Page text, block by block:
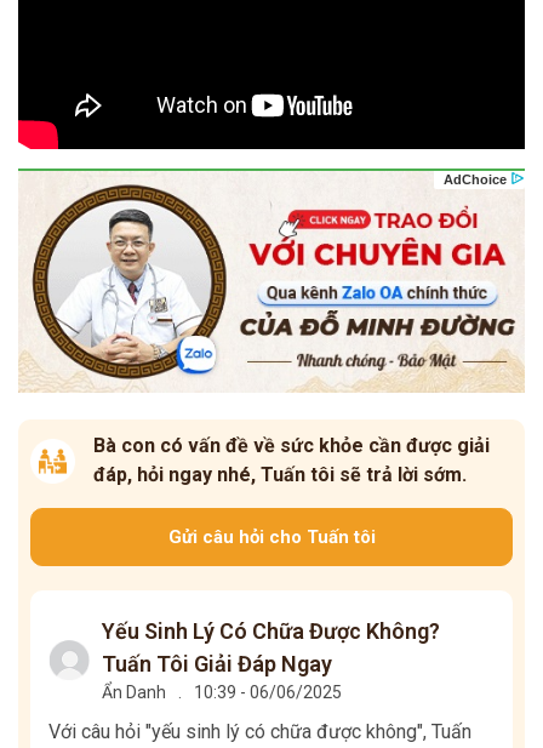
Bà con có vấn đề về sức khỏe cần được giải
đáp, hỏi ngay nhé, Tuấn tôi sẽ trả lời sớm.
Gửi câu hỏi cho Tuấn tôi
Yếu Sinh Lý Có Chữa Được Không?
Tuấn Tôi Giải Đáp Ngay
Ẩn Danh . 10:39 - 06/06/2025
Với câu hỏi "yếu sinh lý có chữa được không", Tuấn